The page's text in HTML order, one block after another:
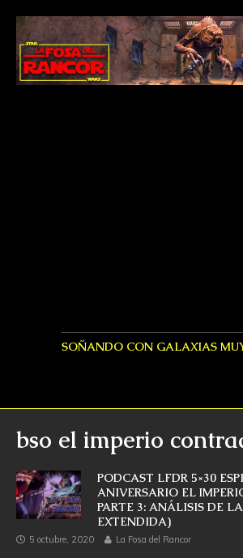
SOÑANDO CON GALAXIAS
bso el imperio
PODCAST LFDR 5×30
ANIVERSARIO EL
PARTE 3: ANÁLISIS DE
EXTENDIDA)
5 octubre, 2020 La Fosa del Rancor